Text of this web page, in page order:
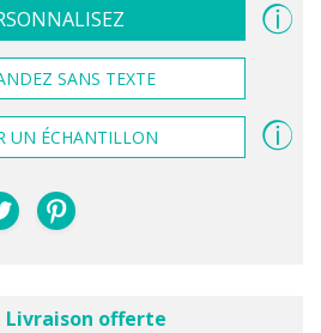
SANS TEXTE
UN ÉCHANTILLON
Livraison offerte